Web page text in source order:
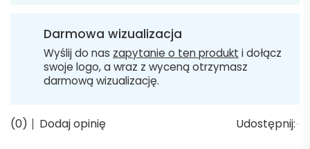
Darmowa wizualizacja
Wyślij do nas zapytanie o ten produkt i dołącz
swoje logo, a wraz z wyceną otrzymasz
darmową wizualizację.
(0) Dodaj opinię Udostępnij: